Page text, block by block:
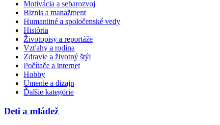
Motivácia a sebarozvoj
Biznis a manažment
Humanitné a spoločenské vedy
História
Životopisy a reportáže
Vzťahy a rodina
Zdravie a životný štýl
Počítače a internet
Hobby
Umenie a dizajn
Ďalšie kategórie
Deti a mládež